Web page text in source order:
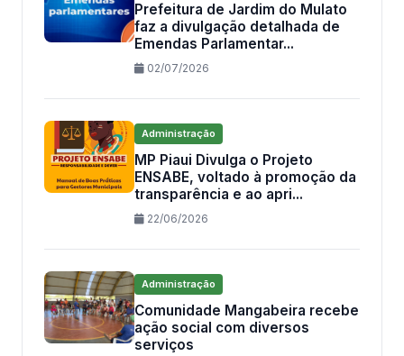
Prefeitura de Jardim do Mulato
faz a divulgação detalhada de
Emendas Parlamentar...
02/07/2026
Administração
MP Piaui Divulga o Projeto
ENSABE, voltado à promoção da
transparência e ao apri...
22/06/2026
Administração
Comunidade Mangabeira recebe
ação social com diversos
serviços